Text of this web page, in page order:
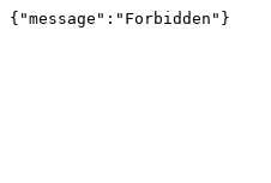
{"message":"Forbidden"}